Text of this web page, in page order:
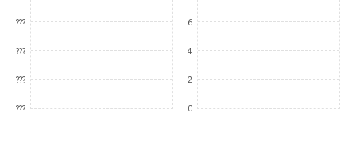
???
???
???
???
6
4
2
0